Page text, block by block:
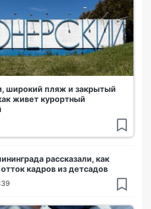
широкий пляж и закрытый
живет курортный
рассказали, как
кадров из детсадов